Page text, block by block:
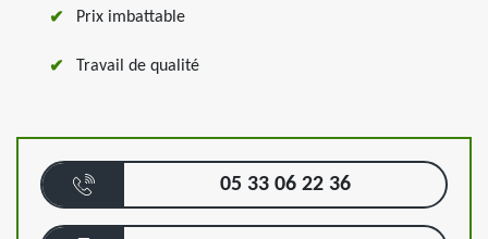
Prix imbattable
Travail de qualité
05 33 06 22 36